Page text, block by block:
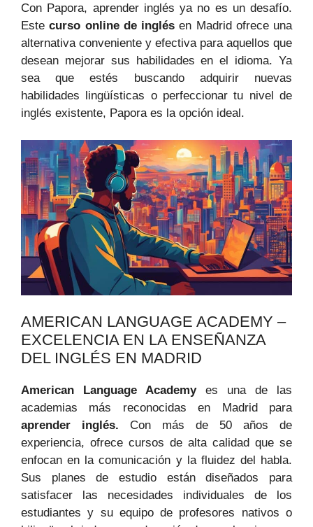
Con Papora, aprender inglés ya no es un desafío.
Estecurso online de inglés en Madrid ofrece una
alternativa conveniente y efectiva para aquellos que
desean mejorar sus habilidades en el idioma. Ya
sea que estés buscando adquirir nuevas
habilidades lingüísticas o perfeccionar tu nivel de
inglés existente, Papora es la opción ideal.
AMERICAN LANGUAGE ACADEMY –
EXCELENCIA EN LA ENSEÑANZA
DEL INGLÉS EN MADRID
American Language Academyes una de las
academias más reconocidas en Madrid para
aprender inglés. Con más de 50 años de
experiencia, ofrece cursos de alta calidad que se
enfocan en la comunicación y la fluidez del habla.
Sus planes de estudio están diseñados para
satisfacer las necesidades individuales de los
estudiantes y su equipo de profesores nativos o